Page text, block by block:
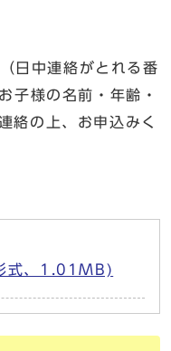
中連絡がとれる番
子様の名前・年齢・
絡の上、お申込みく
式、1.01MB)